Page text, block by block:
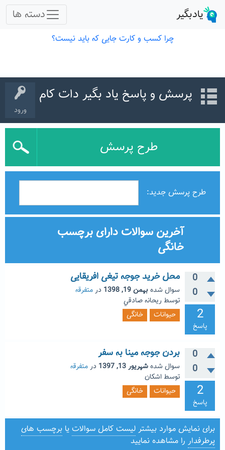
ورود
پرسش و پاسخ یاد بگیر دات کام
طرح پرسش
طرح پرسش جدید:
آخرین سوالات دارای برچسب
خانگی
0
0
2
پاسخ
محل خرید جوجه تیغی افریقایی
سوال شدهبهمن 19, 1398 درمتفرقه
توسط ريحانه صادقي
حیوانات
خانگی
0
0
2
پاسخ
بردن جوجه مینا به سفر
سوال شدهشهریور 13, 1397 درمتفرقه
توسط اشکان
حیوانات
خانگی
برای نمایش موارد بیشتر لیست کامل سوالات یا برچسب های
پرطرفدار را مشاهده نمایید